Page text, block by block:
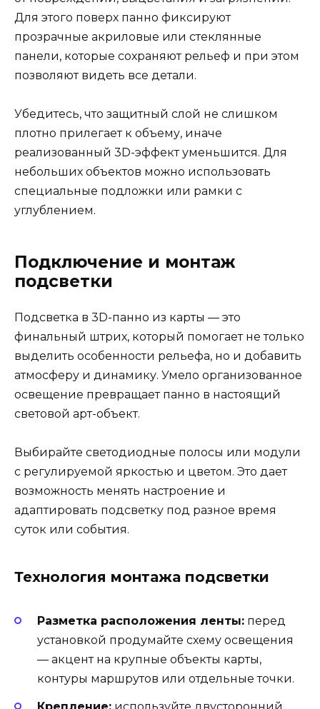
Для этого поверх панно фиксируют
прозрачные акриловые или стеклянные
панели, которые сохраняют рельеф и при этом
позволяют видеть все детали.
Убедитесь, что защитный слой не слишком
плотно прилегает к объему, иначе
реализованный 3D-эффект уменьшится. Для
небольших объектов можно использовать
специальные подложки или рамки с
углублением.
Подключение и монтаж
подсветки
Подсветка в 3D-панно из карты — это
финальный штрих, который помогает не только
выделить особенности рельефа, но и добавить
атмосферу и динамику. Умело организованное
освещение превращает панно в настоящий
световой арт-объект.
Выбирайте светодиодные полосы или модули
с регулируемой яркостью и цветом. Это дает
возможность менять настроение и
адаптировать подсветку под разное время
суток или события.
Технология монтажа подсветки
Разметка расположения ленты: перед
установкой продумайте схему освещения
— акцент на крупные объекты карты,
контуры маршрутов или отдельные точки.
Крепление: используйте двусторонний